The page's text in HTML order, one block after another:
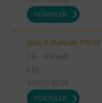
POSTULER
Aide à domicile
34 - Hérault
CDI
30/07/2026
POSTULER